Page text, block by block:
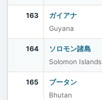
163
ガイアナ
Guyana
164
ソロモン諸島
Solomon Islands
165
ブータン
Bhutan